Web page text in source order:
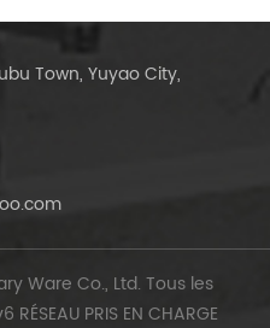
Town, Yuyao City,
Ware Co., Ltd. Tous les
RÉSEAU PRIS EN CHARGE